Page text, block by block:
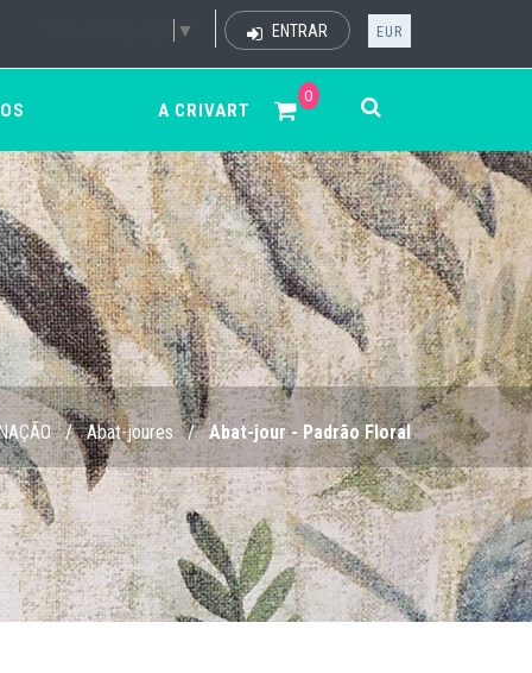
▼ ENTRAR EUR
0
A CRIVART
/ Abat-joures / Abat-jour - Padrão Floral